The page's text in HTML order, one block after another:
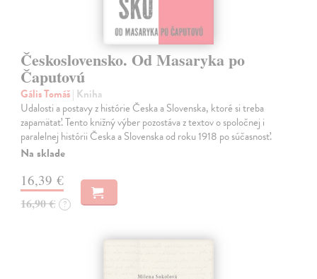
Československo. Od Masaryka po
Čaputovú
Gális Tomáš| Kniha
Udalosti a postavy z histórie Česka a Slovenska, ktoré si treba
zapamätať. Tento knižný výber pozostáva z textov o spoločnej i
paralelnej histórii Česka a Slovenska od roku 1918 po súčasnosť.
Na sklade
16,39 €
16,90 € ?